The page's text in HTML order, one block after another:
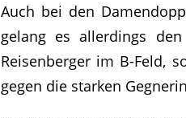
Auch bei den
gelang es allerdings
Reisenberger im B-Feld,
gegen die starken